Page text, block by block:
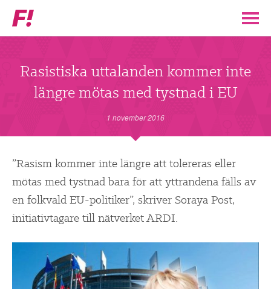
Feministiskt
initiativ
STÖD F!
ENGAGERA DIG I F! ▼
ENAD RÖST
OM FI ▼
Rasistiska uttalanden kommer inte
längre mötas med tystnad i EU
1 november 2016
”Rasism kommer inte längre att tolereras eller
mötas med tystnad bara för att yttrandena fälls av
en folkvald EU-politiker”, skriver Soraya Post,
initiativtagare till nätverket ARDI.